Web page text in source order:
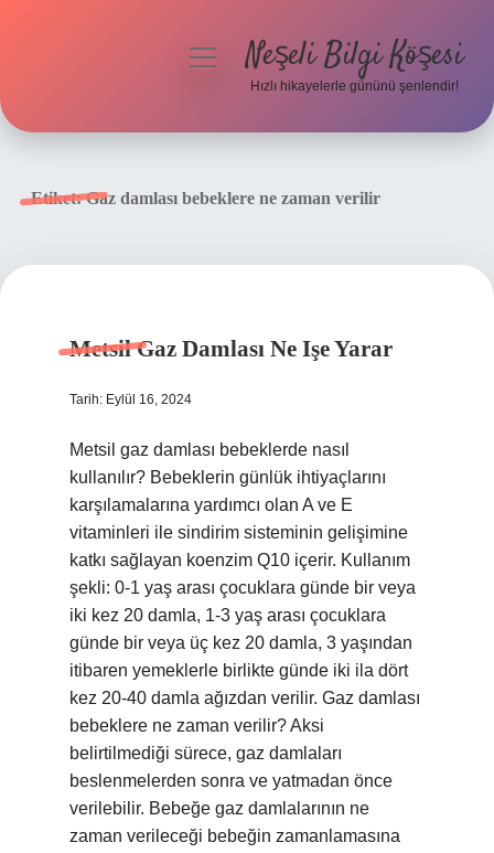
menüyüNeşeli Bilgi Köşesi
Hızlı hikayelerle gününü şenlendir!
Etiket:Gaz damlası bebeklere ne zaman verilir
Metsil Gaz Damlası Ne Işe Yarar
Tarih: Eylül 16, 2024
Metsil gaz damlası bebeklerde nasıl
kullanılır? Bebeklerin günlük ihtiyaçlarını
karşılamalarına yardımcı olan A ve E
vitaminleri ile sindirim sisteminin gelişimine
katkı sağlayan koenzim Q10 içerir. Kullanım
şekli: 0-1 yaş arası çocuklara günde bir veya
iki kez 20 damla, 1-3 yaş arası çocuklara
günde bir veya üç kez 20 damla, 3 yaşından
itibaren yemeklerle birlikte günde iki ila dört
kez 20-40 damla ağızdan verilir. Gaz damlası
bebeklere ne zaman verilir? Aksi
belirtilmediği sürece, gaz damlaları
beslenmelerden sonra ve yatmadan önce
verilebilir. Bebeğe gaz damlalarının ne
zaman verileceği bebeğin zamanlamasına